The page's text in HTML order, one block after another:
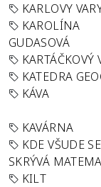
KARLOVY
KAROLÍNA
GUDASOVÁ
KARTÁČKOVÝ
KATEDRA
KÁVA
KAVÁRNA
KDE VŠUDE SE
SKRÝVÁ
KILT